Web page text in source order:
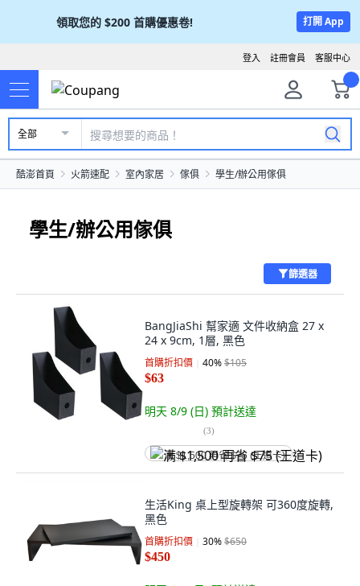
領取您的 $200 首購優惠卷! 打開 App
客服中心
註冊會員
登入
全部
酷澎首頁 火箭速配 室內家居 傢俱 學生/辦公用傢俱
學生/辦公用傢俱
篩選器
BangJiaShi 幫家適 文件收納盒 27 x
24 x 9cm, 1層, 黑色
首購折扣價 40%$105
$63
明天 8/9 (日) 預計送達
(3)
满 $1,500 再省 $75 (王道卡)
生活King 桌上型旋轉架 可360度旋轉,
黑色
首購折扣價 30%$650
$450